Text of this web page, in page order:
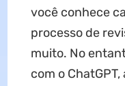
você conhece
processo de
muito. No
com o